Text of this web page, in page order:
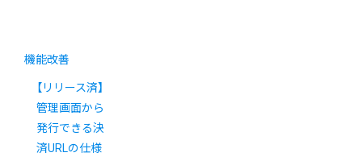
機能改善
【リリース済】
管理画面から
発行できる決
済URLの仕様